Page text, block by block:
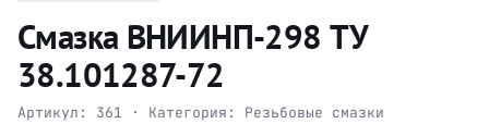
Смазка ВНИИНП-298 ТУ
38.101287-72
Артикул: 361 · Категория: Резьбовые смазки